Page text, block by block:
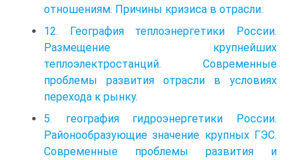
отношениям. Причины кризиса в отрасли.
12. География теплоэнергетики России.
Размещение крупнейших
теплоэлектростанций. Современные
проблемы развития отрасли в условиях
перехода к рынку.
5. география гидроэнергетики России.
Районообразующие значение крупных ГЭС.
Современные проблемы развития и